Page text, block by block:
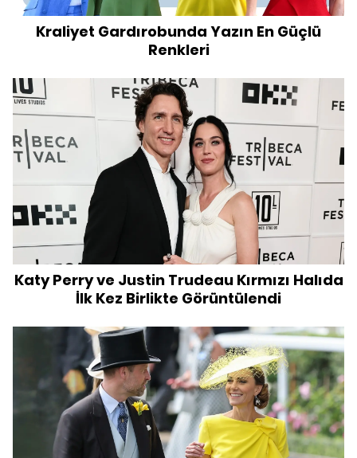
Kraliyet Gardırobunda Yazın En Güçlü
Renkleri
Katy Perry ve Justin Trudeau Kırmızı Halıda
İlk Kez Birlikte Görüntülendi